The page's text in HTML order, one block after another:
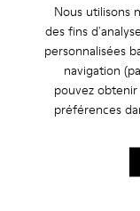
Nous utilisons
des fins
personnalisées
navigation
pouvez
préférences
Toll verarbeiteter
Wie auch der
verarbeitet und mit